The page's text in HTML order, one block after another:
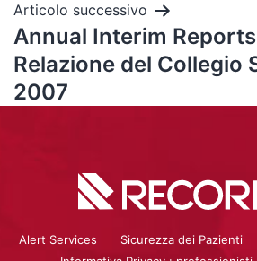
Articolo successivo
Annual Interim Reports
Relazione del Collegio
2007
Alert Services Sicurezza dei Pazienti